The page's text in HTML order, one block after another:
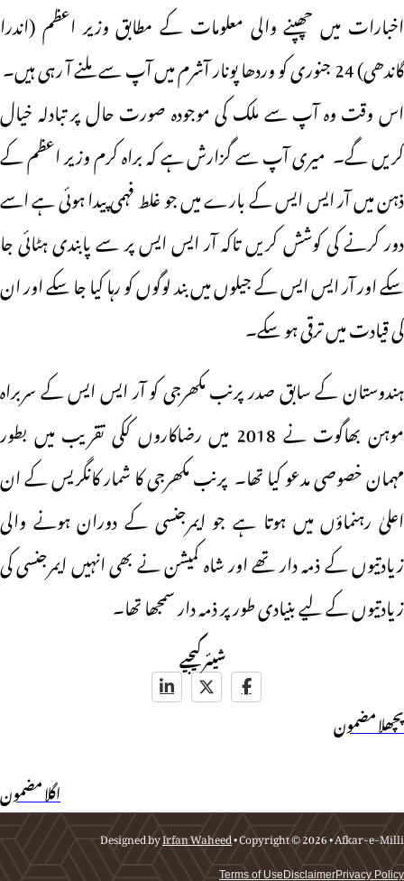
اخبارات میں چھپنے والی معلومات کے مطابق وزیر اعظم (اندرا
گاندھی) 24 جنوری کو وردھا پونار آشرم میں آپ سے ملنے آ رہی ہیں۔
اس وقت وہ آپ سے ملک کی موجودہ صورت حال پر تبادلہ خیال
کریں گے۔ میری آپ سے گزارش ہے کہ براہ کرم وزیر اعظم کے
ذہن میں آر ایس ایس کے بارے میں جو غلط فہمی پیدا ہوئی ہے اسے
دور کرنے کی کوشش کریں تاکہ آر ایس ایس پر سے پابندی ہٹائی جا
سکے اور آر ایس ایس کے جیلوں میں بند لوگوں کو رہا کیا جا سکے اور ان
کی قیادت میں ترقی ہو سکے۔
ہندوستان کے سابق صدر پرنب مکھرجی کو آر ایس ایس کے سربراہ
موہن بھاگوت نے 2018 میں رضاکاروں ککی تقریب میں بطور
مہمان خصوصی مدعو کیا تھا۔ پرنب مکھرجی کا شمار کانگریس کے ان
اعلیٰ رہنماؤں میں ہوتا ہے جو ایمرجنسی کے دوران ہونے والی
زیادتیوں کے ذمہ دار تھے اور شاہ کمیشن نے بھی انہیں ایمرجنسی کی
زیادتیوں کے لیے بنیادی طور پر ذمہ دار سمجھا تھا۔
شیئر کیجیے
پچھلا مضمون
اگلا مضمون
Designed byIrfan Waheed• Copyright © 2026 • Afkar-e-Milli
Privacy Policy
Disclaimer
Terms of Use